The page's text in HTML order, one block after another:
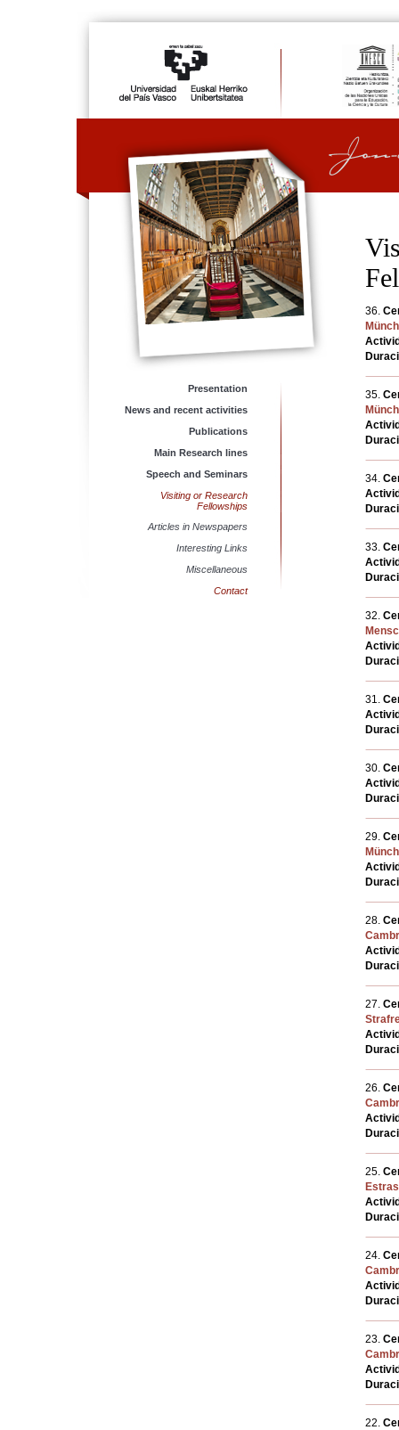
Presentation
News and recent activities
Publications
Main Research lines
Speech and Seminars
Visiting or Research
Fellowships
Articles in Newspapers
Interesting Links
Miscellaneous
Contact
36.
35.
34.
33.
32.
31.
30.
29.
28.
27.
26.
25.
24.
23.
22.